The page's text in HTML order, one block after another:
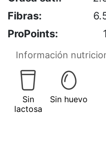
Fibras:
ProPoints:
Información
Sin
lactosa
Sin huevo